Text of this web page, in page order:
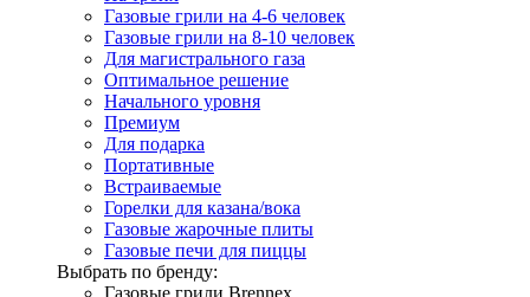
Газовые грили на 4-6 человек
Газовые грили на 8-10 человек
Для магистрального газа
Оптимальное решение
Начального уровня
Премиум
Для подарка
Портативные
Встраиваемые
Горелки для казана/вока
Газовые жарочные плиты
Газовые печи для пиццы
Выбрать по бренду:
Газовые грили Brennex